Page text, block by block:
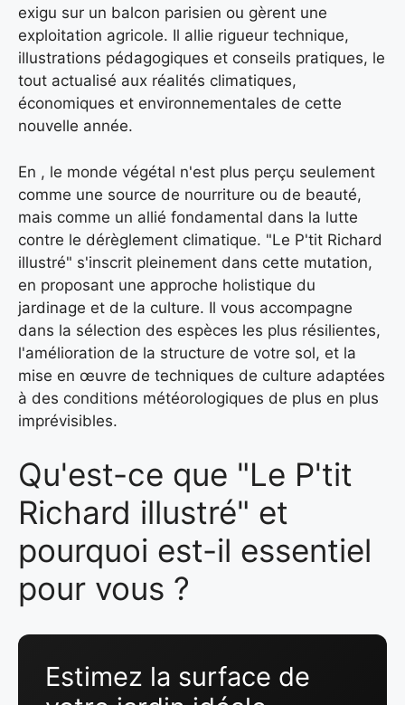
exigu sur un balcon parisien ou gèrent une
exploitation agricole. Il allie rigueur technique,
illustrations pédagogiques et conseils pratiques, le
tout actualisé aux réalités climatiques,
économiques et environnementales de cette
nouvelle année.
En , le monde végétal n'est plus perçu seulement
comme une source de nourriture ou de beauté,
mais comme un allié fondamental dans la lutte
contre le dérèglement climatique. "Le P'tit Richard
illustré" s'inscrit pleinement dans cette mutation,
en proposant une approche holistique du
jardinage et de la culture. Il vous accompagne
dans la sélection des espèces les plus résilientes,
l'amélioration de la structure de votre sol, et la
mise en œuvre de techniques de culture adaptées
à des conditions météorologiques de plus en plus
imprévisibles.
Qu'est-ce que "Le P'tit
Richard illustré" et
pourquoi est-il essentiel
pour vous ?
Estimez la surface de